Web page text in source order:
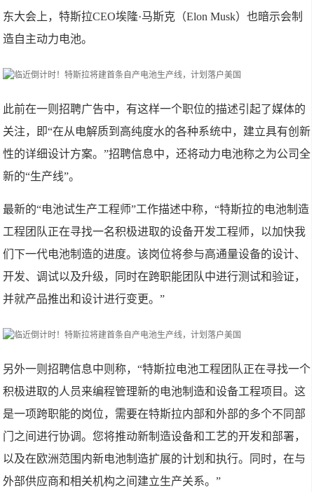
东大会上，特斯拉CEO埃隆·马斯克（Elon Musk）也暗示会制
造自主动力电池。
此前在一则招聘广告中，有这样一个职位的描述引起了媒体的
关注，即“在从电解质到高纯度水的各种系统中，建立具有创新
性的详细设计方案。”招聘信息中，还将动力电池称之为公司全
新的“生产线”。
最新的“电池试生产工程师”工作描述中称，“特斯拉的电池制造
工程团队正在寻找一名积极进取的设备开发工程师，以加快我
们下一代电池制造的进度。该岗位将参与高通量设备的设计、
开发、调试以及升级，同时在跨职能团队中进行测试和验证，
并就产品推出和设计进行变更。”
另外一则招聘信息中则称，“特斯拉电池工程团队正在寻找一个
积极进取的人员来编程管理新的电池制造和设备工程项目。这
是一项跨职能的岗位，需要在特斯拉内部和外部的多个不同部
门之间进行协调。您将推动新制造设备和工艺的开发和部署，
以及在欧洲范围内新电池制造扩展的计划和执行。同时，在与
外部供应商和相关机构之间建立生产关系。”